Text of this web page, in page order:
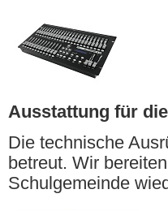
Ausstattung für
Die technische
betreut. Wir
Schulgemeinde